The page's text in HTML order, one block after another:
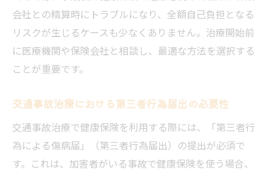
会社との精算時にトラブルになり、全額自己負担となる
リスクが生じるケースも少なくありません。治療開始前
に医療機関や保険会社と相談し、最適な方法を選択する
ことが重要です。
交通事故治療における第三者行為届出の必要性
交通事故治療で健康保険を利用する際には、「第三者行
為による傷病届」（第三者行為届出）の提出が必須で
す。これは、加害者がいる事故で健康保険を使う場合、